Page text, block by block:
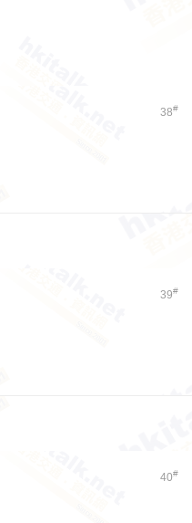
38#
39#
40#